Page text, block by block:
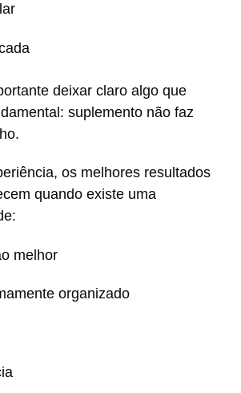
deixar claro algo que
suplemento não faz
os melhores resultados
quando existe uma
melhor
organizado